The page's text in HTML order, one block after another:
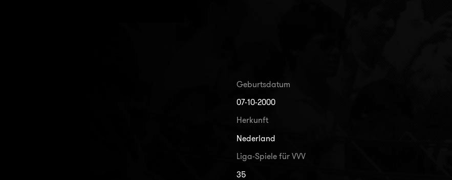
Geburtsdatum
07-10-2000
Herkunft
Nederland
Liga-Spiele für VVV
35